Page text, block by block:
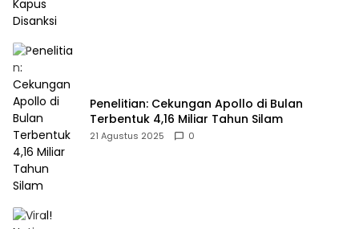
Penelitian: Cekungan Apollo di Bulan
Terbentuk 4,16 Miliar Tahun Silam
21 Agustus 2025 0